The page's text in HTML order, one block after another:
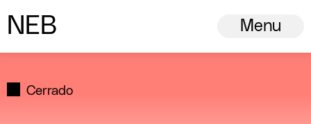
N ew
European
B Menu
Cerrado